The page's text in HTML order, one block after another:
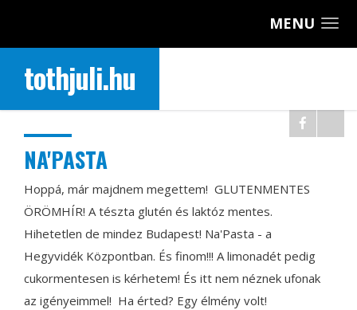
MENU
tothjuli.hu
NA'PASTA
Hoppá, már majdnem megettem! GLUTENMENTES
ÖRÖMHÍR! A tészta glutén és laktóz mentes.
Hihetetlen de mindez Budapest! Na'Pasta - a
Hegyvidék Központban. És finom!!! A limonadét pedig
cukormentesen is kérhetem! És itt nem néznek ufonak
az igényeimmel! Ha érted? Egy élmény volt!